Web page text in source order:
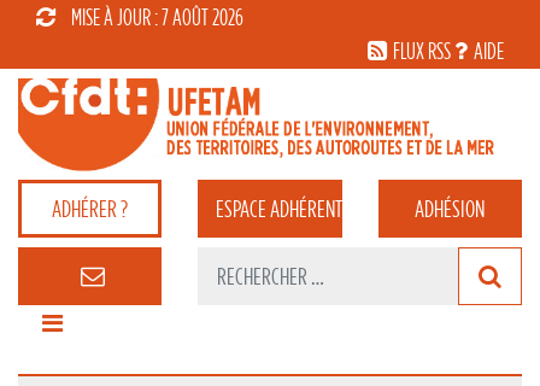
MISE À JOUR : 7 AOÛT 2026
FLUX RSS
AIDE
ADHÉRER ? ESPACEADHÉRENT ADHÉSION